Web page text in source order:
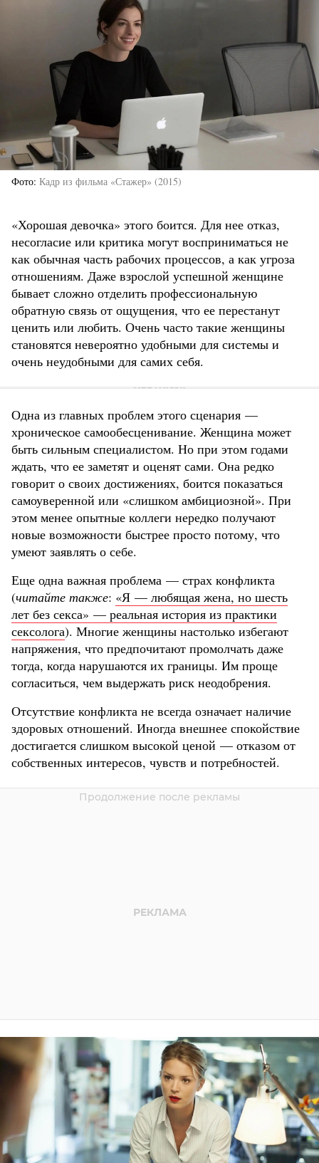
Фото Кадр из фильма «Стажер» (2015)
«Хорошая девочка» этого боится. Для нее отказ,
несогласие или критика могут восприниматься не
как обычная часть рабочих процессов, а как угроза
отношениям. Даже взрослой успешной женщине
бывает сложно отделить профессиональную
обратную связь от ощущения, что ее перестанут
ценить или любить. Очень часто такие женщины
становятся невероятно удобными для системы и
очень неудобными для самих себя.
Одна из главных проблем этого сценария —
хроническое самообесценивание. Женщина может
быть сильным специалистом. Но при этом годами
ждать, что ее заметят и оценят сами. Она редко
говорит о своих достижениях, боится показаться
самоуверенной или «слишком амбициозной». При
этом менее опытные коллеги нередко получают
новые возможности быстрее просто потому, что
умеют заявлять о себе.
Еще одна важная проблема — страх конфликта
(читайте также: «Я — любящая жена, но шесть
лет без секса» — реальная история из практики
сексолога). Многие женщины настолько избегают
напряжения, что предпочитают промолчать даже
тогда, когда нарушаются их границы. Им проще
согласиться, чем выдержать риск неодобрения.
Отсутствие конфликта не всегда означает наличие
здоровых отношений. Иногда внешнее спокойствие
достигается слишком высокой ценой — отказом от
собственных интересов, чувств и потребностей.